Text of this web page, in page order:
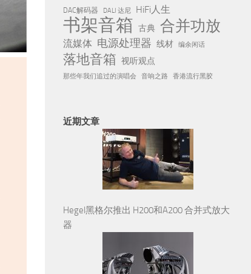
DAC解码器 DALI 达尼 HiFi人生
书架音箱 古典 合并功放
流媒体 电源处理器 线材 编余闲话
落地音箱 视听观点
那些年我们追过的演唱会 音响之路 香港流行黑胶
近期文章
Hegel黑格尔推出 H200和A200 合并式放大
器